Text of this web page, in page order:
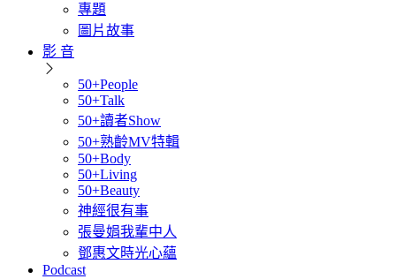
專題
圖片故事
影 音
50+People
50+Talk
50+讀者Show
50+熟齡MV特輯
50+Body
50+Living
50+Beauty
神經很有事
張曼娟我輩中人
鄧惠文時光心蘊
Podcast